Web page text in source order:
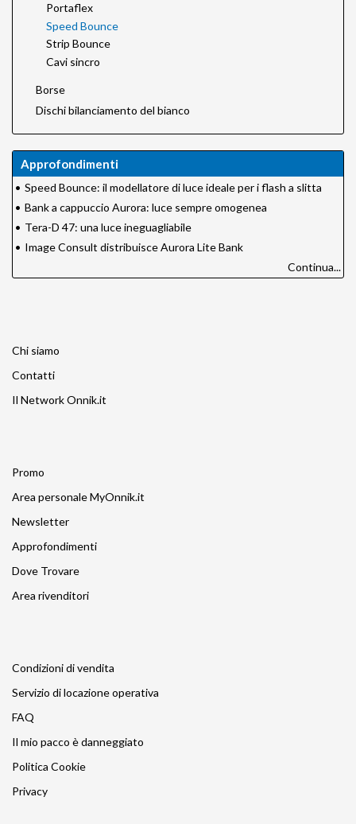
Portaflex
Speed Bounce
Strip Bounce
Cavi sincro
Borse
Dischi bilanciamento del bianco
Approfondimenti
• Speed Bounce: il modellatore di luce ideale per i flash a slitta
• Bank a cappuccio Aurora: luce sempre omogenea
• Tera-D 47: una luce ineguagliabile
• Image Consult distribuisce Aurora Lite Bank
Continua...
Chi siamo
Contatti
Il Network Onnik.it
Promo
Area personale MyOnnik.it
Newsletter
Approfondimenti
Dove Trovare
Area rivenditori
Condizioni di vendita
Servizio di locazione operativa
FAQ
Il mio pacco è danneggiato
Politica Cookie
Privacy